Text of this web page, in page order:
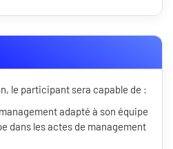
le participant sera capable de :
adapté à son équipe
dans les actes de management